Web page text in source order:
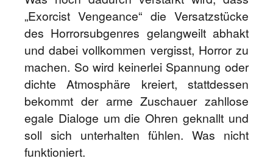
„Exorcist Vengeance“ die Versatzstücke
des Horrorsubgenres gelangweilt abhakt
und dabei vollkommen vergisst, Horror zu
machen. So wird keinerlei Spannung oder
dichte Atmosphäre kreiert, stattdessen
bekommt der arme Zuschauer zahllose
egale Dialoge um die Ohren geknallt und
soll sich unterhalten fühlen. Was nicht
funktioniert.